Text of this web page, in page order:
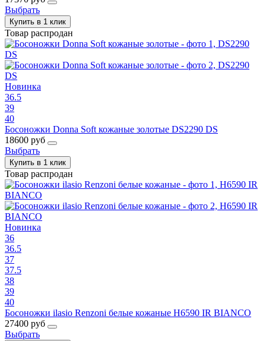
Выбрать
Купить в 1 клик
Товар распродан
Новинка
36.5
39
40
Босоножки Donna Soft кожаные золотые DS2290 DS
18600 руб
Выбрать
Купить в 1 клик
Товар распродан
Новинка
36
36.5
37
37.5
38
39
40
Босоножки ilasio Renzoni белые кожаные H6590 IR BIANCO
27400 руб
Выбрать